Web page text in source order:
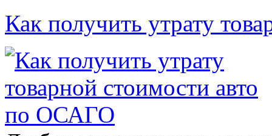
Как получить утрату